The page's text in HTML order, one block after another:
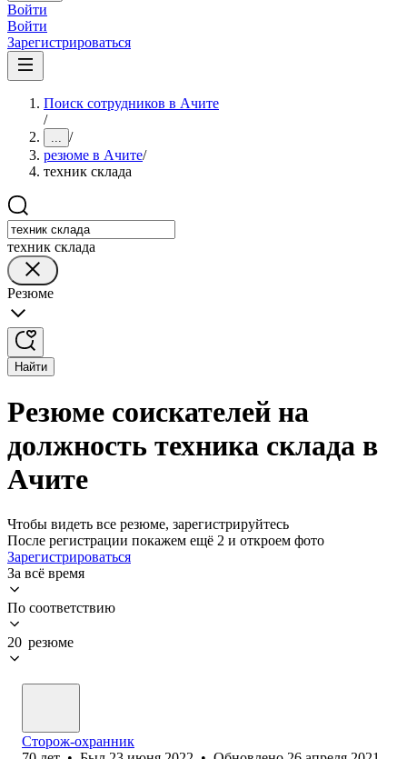
Войти
Войти
Зарегистрироваться
Поиск сотрудников в Ачите
/
... /
резюме в Ачите/
техник склада
техник склада
Резюме
Найти
Резюме соискателей на
должность техника склада в
Ачите
Чтобы видеть все резюме, зарегистрируйтесь
После регистрации покажем ещё 2 и откроем фото
Зарегистрироваться
За всё время
По соответствию
20 резюме
Сторож-охранник